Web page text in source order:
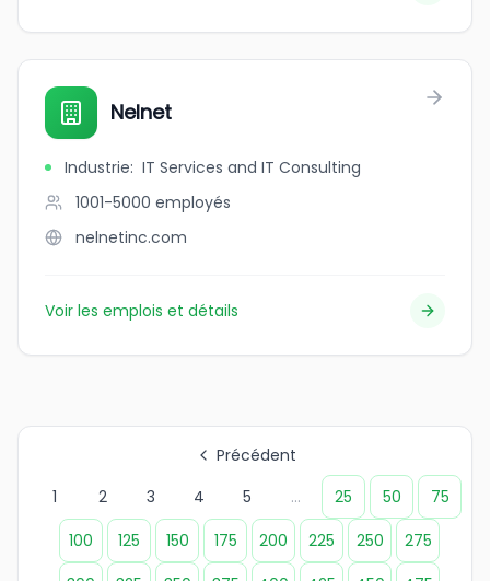
Nelnet
Industrie: IT Services and IT Consulting
1001-5000 employés
nelnetinc.com
Voir les emplois et détails
Précédent
1
2 3 4 5 ... 25 50
75
100
125 150 175 200 225 250
275